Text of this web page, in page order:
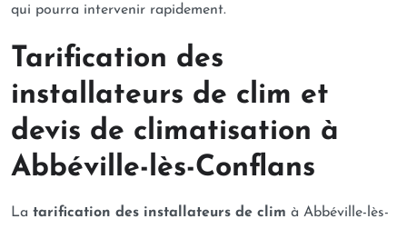
qui pourra intervenir rapidement.
Tarification des
installateurs de clim et
devis de climatisation à
Abbéville-lès-Conflans
La tarification des installateurs de clim à Abbéville-lès-